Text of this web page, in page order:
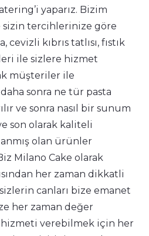
yaparız. Bizim
sizin tercihlerinize göre
kıbrıs tatlısı, fıstık
ile sizlere hizmet
müşteriler ile
sonra ne tür pasta
ve sonra nasıl bir sunum
son olarak kaliteli
olan ürünler
Milano Cake olarak
her zaman dikkatli
canları bize emanet
her zaman değer
verebilmek için her